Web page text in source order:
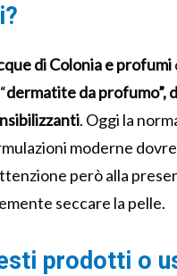
di Colonia e profumi
dermatite da profumo”,
. Oggi la
moderne
però alla
seccare la pelle.
prodotti o